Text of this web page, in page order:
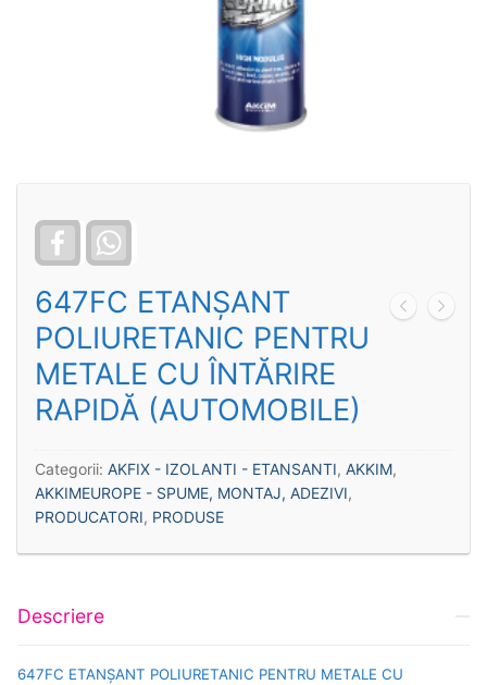
Facebook
647FC ETANŞANT
POLIURETANIC PENTRU
METALE CU ÎNTĂRIRE
RAPIDĂ (AUTOMOBILE)
Categorii: AKFIX - IZOLANTI - ETANSANTI, AKKIM,
AKKIMEUROPE - SPUME, MONTAJ, ADEZIVI,
PRODUCATORI, PRODUSE
Descriere
647FC ETANŞANT POLIURETANIC PENTRU METALE CU